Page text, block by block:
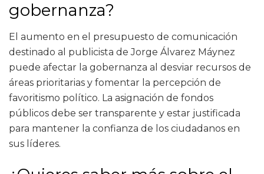
gobernanza?
El aumento en el presupuesto de comunicación
destinado al publicista de Jorge Álvarez Máynez
puede afectar la gobernanza al desviar recursos de
áreas prioritarias y fomentar la percepción de
favoritismo político. La asignación de fondos
públicos debe ser transparente y estar justificada
para mantener la confianza de los ciudadanos en
sus líderes.